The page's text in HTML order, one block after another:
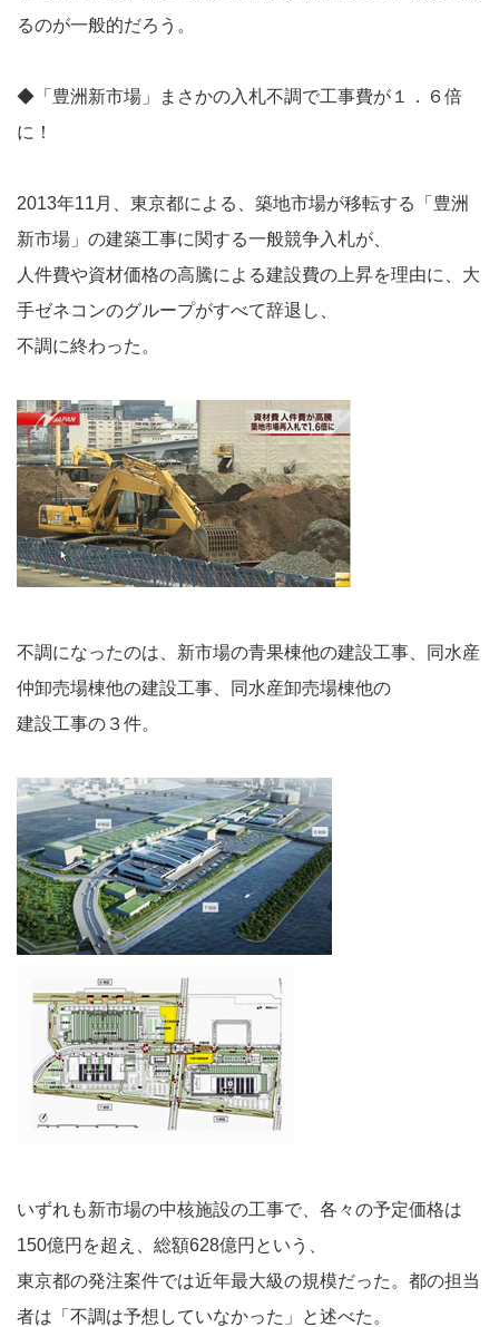
るのが一般的だろう。
◆「豊洲新市場」まさかの入札不調で工事費が１．６倍
に！
2013年11月、東京都による、築地市場が移転する「豊洲
新市場」の建築工事に関する一般競争入札が、
人件費や資材価格の高騰による建設費の上昇を理由に、大
手ゼネコンのグループがすべて辞退し、
不調に終わった。
不調になったのは、新市場の青果棟他の建設工事、同水産
仲卸売場棟他の建設工事、同水産卸売場棟他の
建設工事の３件。
いずれも新市場の中核施設の工事で、各々の予定価格は
150億円を超え、総額628億円という、
東京都の発注案件では近年最大級の規模だった。都の担当
者は「不調は予想していなかった」と述べた。